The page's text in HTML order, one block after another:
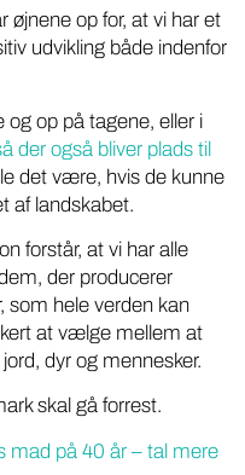
øjnene op for, at vi har et
udvikling både indenfor
op på tagene, eller i
der også bliver plads til
det være, hvis de kunne
af landskabet.
forstår, at vi har alle
der producerer
som hele verden kan
at vælge mellem at
dyr og mennesker.
skal gå forrest.
mad på 40 år – tal mere